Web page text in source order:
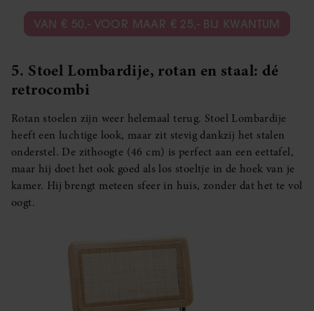
VAN € 50,- VOOR MAAR € 25,- BIJ KWANTUM
5. Stoel Lombardije, rotan en staal: dé
retrocombi
Rotan stoelen zijn weer helemaal terug. Stoel Lombardije
heeft een luchtige look, maar zit stevig dankzij het stalen
onderstel. De zithoogte (46 cm) is perfect aan een eettafel,
maar hij doet het ook goed als los stoeltje in de hoek van je
kamer. Hij brengt meteen sfeer in huis, zonder dat het te vol
oogt.